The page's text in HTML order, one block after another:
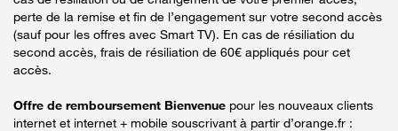
perte de la remise et fin de l’engagement sur votre second accès
(sauf pour les offres avec Smart TV). En cas de résiliation du
second accès, frais de résiliation de 60€ appliqués pour cet
accès.
Offre de remboursement Bienvenue pour les nouveaux clients
internet et internet + mobile souscrivant à partir d’orange.fr :